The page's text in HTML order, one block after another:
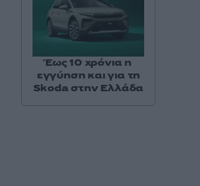
Έως 10 χρόνια η
εγγύηση και για τη
Skoda στην Ελλάδα